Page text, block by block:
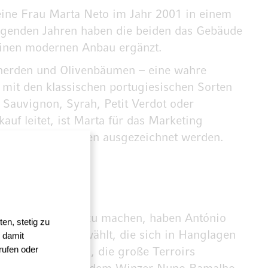
stetig zu
damit
oder
Frau Marta Neto im Jahr 2001 in einem
Jahren haben die beiden das Gebäude
modernen Anbau ergänzt.
und Olivenbäumen – eine wahre
den klassischen portugiesischen Sorten
Syrah, Petit Verdot oder
leitet, ist Marta für das Marketing
Designpreisen ausgezeichnet werden.
aufmerksam zu machen, haben António
ausgewählt, die sich in Hanglagen
Faktoren, die große Terroirs